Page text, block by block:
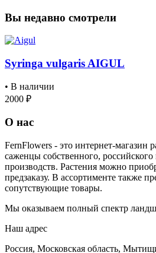
Вы недавно смотрели
Syringa vulgaris AIGUL
• В наличии
2000 ₽
О нас
FernFlowers - это интернет-магазин
саженцы собственного,
производств. Растения можно
предзаказу. В ассортименте также
сопутствующие товары.
Мы оказываем полный спектр
Наш адрес
Россия, Московская область,